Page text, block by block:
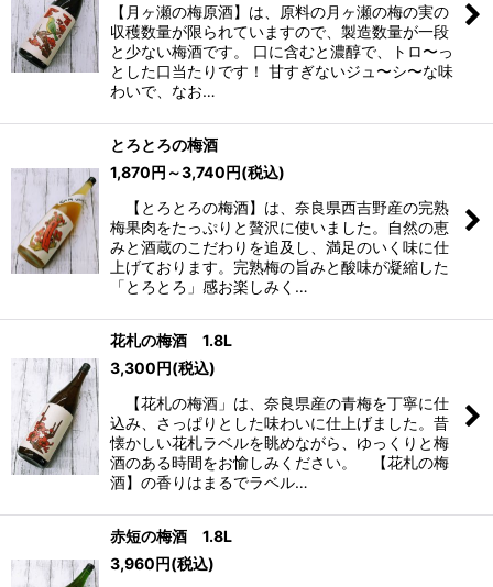
【月ヶ瀬の梅原酒】は、原料の月ヶ瀬の梅の実の
収穫数量が限られていますので、製造数量が一段
と少ない梅酒です。 口に含むと濃醇で、トロ〜っ
とした口当たりです！ 甘すぎないジュ〜シ〜な味
わいで、なお…
とろとろの梅酒
1,870円 ～3,740円(税込)
【とろとろの梅酒】は、奈良県西吉野産の完熟
梅果肉をたっぷりと贅沢に使いました。自然の恵
みと酒蔵のこだわりを追及し、満足のいく味に仕
上げております。完熟梅の旨みと酸味が凝縮した
「とろとろ」感お楽しみく…
花札の梅酒 1.8L
3,300円(税込)
【花札の梅酒」は、奈良県産の青梅を丁寧に仕
込み、さっぱりとした味わいに仕上げました。昔
懐かしい花札ラベルを眺めながら、ゆっくりと梅
酒のある時間をお愉しみください。 【花札の梅
酒】の香りはまるでラベル…
赤短の梅酒 1.8L
3,960円(税込)